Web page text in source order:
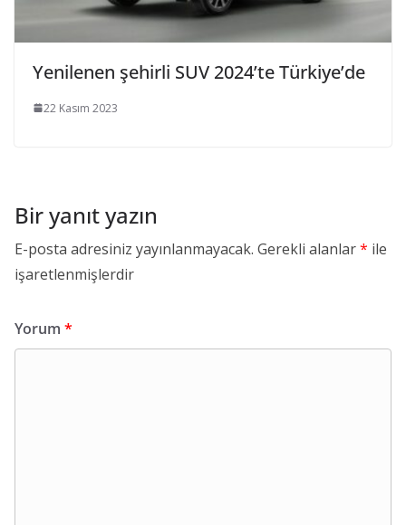
Yenilenen şehirli SUV 2024’te Türkiye’de
22 Kasım 2023
Bir yanıt yazın
E-posta adresiniz yayınlanmayacak. Gerekli alanlar* ile
işaretlenmişlerdir
Yorum *